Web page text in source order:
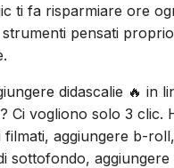
ti fa risparmiare ore
strumenti pensati
didascalie 🔥 in
Ci vogliono solo 3 clic.
filmati, aggiungere b-
sottofondo,